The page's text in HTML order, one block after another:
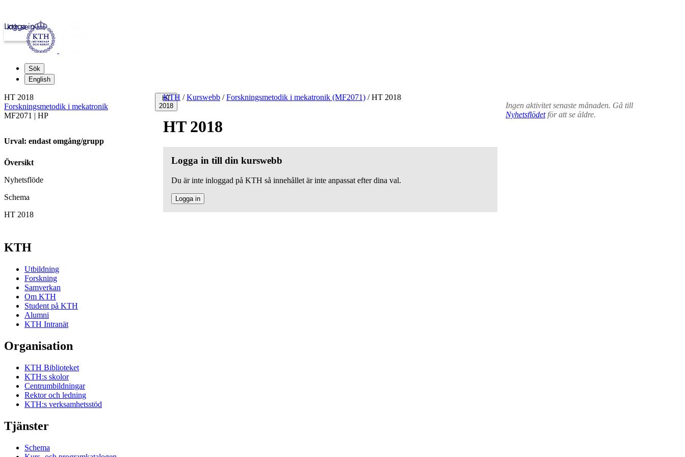
kth.se
Logga in
Sök
English
HT
2018
KTH / Kurswebb / Forskningsmetodik i mekatronik (MF2071) /HT 2018
HT 2018
Logga in till din kurswebb
Du är inte inloggad på KTH så innehållet är inte anpassat efter dina val.
Logga in
Ingen aktivitet senaste månaden. Gå till
Nyhetsflödetför att se äldre.
HT 2018
Forskningsmetodik i mekatronik
MF2071 | HP
Urval: endast omgång/grupp
Översikt
Nyhetsflöde
Schema
HT 2018
KTH
Utbildning
Forskning
Samverkan
Om KTH
Student på KTH
Alumni
KTH Intranät
Organisation
KTH Biblioteket
KTH:s skolor
Centrumbildningar
Rektor och ledning
KTH:s verksamhetsstöd
Tjänster
Schema